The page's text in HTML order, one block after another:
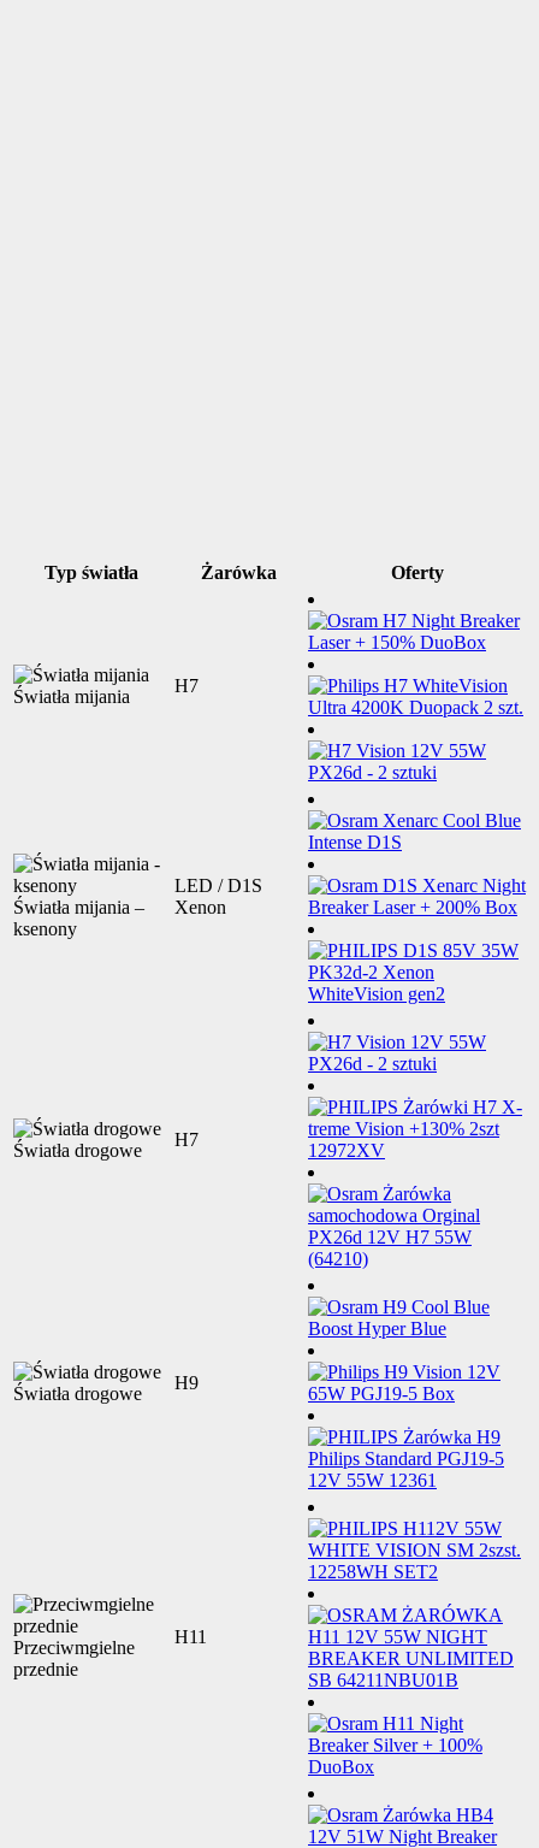
Typ światła Żarówka Oferty
Światła mijania
H7
Światła mijania –
ksenony
LED / D1S
Xenon
Światła drogowe
H7
Światła drogowe
H9
Przeciwmgielne
przednie
H11